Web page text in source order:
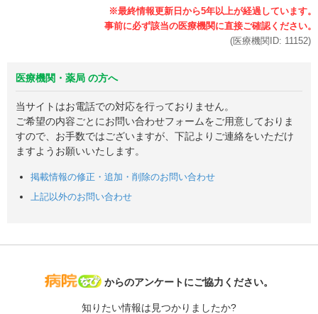
(医療機関ID: 11152)
医療機関・薬局 の方へ
当サイトはお電話での対応を行っておりません。
ご希望の内容ごとにお問い合わせフォームをご用意しておりま
すので、お手数ではございますが、下記よりご連絡をいただけ
ますようお願いいたします。
掲載情報の修正・追加・削除のお問い合わせ
上記以外のお問い合わせ
病院なび
からのアンケートにご協力ください。
知りたい情報は見つかりましたか?